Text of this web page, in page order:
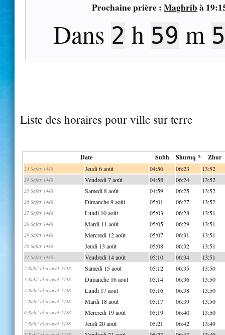
Prochaine prière : Maghrib à
Dans 2 h 59 m
Liste des horaires pour ville sur terre
Date Subh Shuruq * Zhur
23 Safar 1448 Jeudi 6 août 04:56 06:23 13:52
24 Safar 1448 Vendredi 7 août 04:58 06:24 13:52
25 Safar 1448 Samedi 8 août 04:59 06:25 13:52
26 Safar 1448 Dimanche 9 août 05:01 06:27 13:52
27 Safar 1448 Lundi 10 août 05:03 06:28 13:51
28 Safar 1448 Mardi 11 août 05:05 06:29 13:51
29 Safar 1448 Mercredi 12 août 05:07 06:31 13:51
30 Safar 1448 Jeudi 13 août 05:08 06:32 13:51
31 Safar 1448 Vendredi 14 août 05:10 06:34 13:51
2 Rabi' al-awwal 1448 Samedi 15 août 05:12 06:35 13:50
3 Rabi' al-awwal 1448 Dimanche 16 août 05:14 06:36 13:50
4 Rabi' al-awwal 1448 Lundi 17 août 05:16 06:38 13:50
5 Rabi' al-awwal 1448 Mardi 18 août 05:17 06:39 13:50
6 Rabi' al-awwal 1448 Mercredi 19 août 05:19 06:40 13:50
7 Rabi' al-awwal 1448 Jeudi 20 août 05:21 06:42 13:49